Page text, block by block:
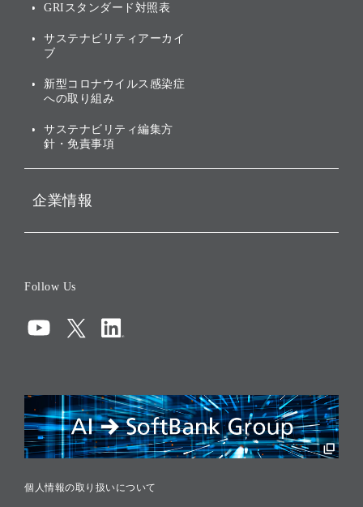
株主・投資家情報（IR）に
ガバナンス
投資先のサステナビリティ
GRIスタンダード対照表
サステナビリティアーカイ
ブ
新型コロナウイルス感染症
への取り組み
サステナビリティ編集方
針・免責事項
企業情報
コンプライアンス
リスクマネジメント
税務に対する取り組み
採用情報
Follow Us
個人情報の取り扱いについて